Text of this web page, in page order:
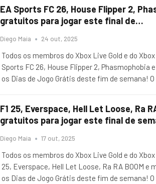
EA Sports FC 26, House Flipper 2,
gratuitos para jogar este final de…
Diego Maia 24 out, 2025
Todos os membros do Xbox Live Gold e do
Sports FC 26, House Flipper 2,
os Dias de Jogo Grátis deste fim de semana!
F1 25, Everspace, Hell Let Loose, Ra
gratuitos para jogar este final de
Diego Maia 17 out, 2025
Todos os membros do Xbox Live Gold e do
25, Everspace, Hell Let Loose, Ra RA BOOM
os Dias de Jogo Grátis deste fim de semana!